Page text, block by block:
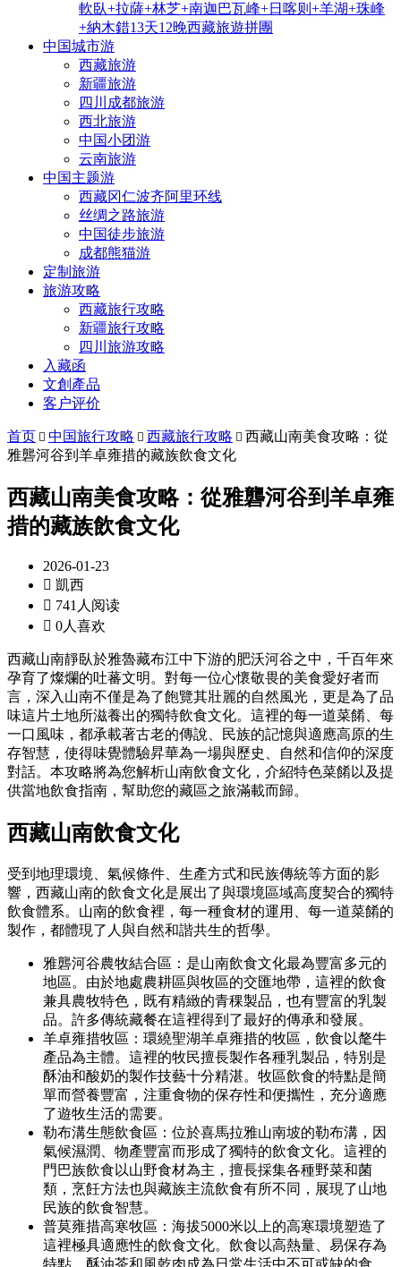
軟臥+拉薩+林芝+南迦巴瓦峰+日喀则+羊湖+珠峰
+納木錯13天12晚西藏旅遊拼團
中国城市游
西藏旅游
新疆旅游
四川成都旅游
西北旅游
中国小团游
云南旅游
中国主题游
西藏冈仁波齐阿里环线
丝绸之路旅游
中国徒步旅游
成都熊猫游
定制旅游
旅游攻略
西藏旅行攻略
新疆旅行攻略
四川旅游攻略
入藏函
文創產品
客户评价
首页  中国旅行攻略  西藏旅行攻略  西藏山南美食攻略：從
雅礱河谷到羊卓雍措的藏族飲食文化
西藏山南美食攻略：從雅礱河谷到羊卓雍
措的藏族飲食文化
2026-01-23
 凱西
 741人阅读
 0人喜欢
西藏山南靜臥於雅魯藏布江中下游的肥沃河谷之中，千百年來
孕育了燦爛的吐蕃文明。對每一位心懷敬畏的美食愛好者而
言，深入山南不僅是為了飽覽其壯麗的自然風光，更是為了品
味這片土地所滋養出的獨特飲食文化。這裡的每一道菜餚、每
一口風味，都承載著古老的傳說、民族的記憶與適應高原的生
存智慧，使得味覺體驗昇華為一場與歷史、自然和信仰的深度
對話。本攻略將為您解析山南飲食文化，介紹特色菜餚以及提
供當地飲食指南，幫助您的藏區之旅滿載而歸。
西藏山南飲食文化
受到地理環境、氣候條件、生產方式和民族傳統等方面的影
響，西藏山南的飲食文化是展出了與環境區域高度契合的獨特
飲食體系。山南的飲食裡，每一種食材的運用、每一道菜餚的
製作，都體現了人與自然和諧共生的哲學。
雅礱河谷農牧結合區：是山南飲食文化最為豐富多元的
地區。由於地處農耕區與牧區的交匯地帶，這裡的飲食
兼具農牧特色，既有精緻的青稞製品，也有豐富的乳製
品。許多傳統藏餐在這裡得到了最好的傳承和發展。
羊卓雍措牧區：環繞聖湖羊卓雍措的牧區，飲食以氂牛
產品為主體。這裡的牧民擅長製作各種乳製品，特別是
酥油和酸奶的製作技藝十分精湛。牧區飲食的特點是簡
單而營養豐富，注重食物的保存性和便攜性，充分適應
了遊牧生活的需要。
勒布溝生態飲食區：位於喜馬拉雅山南坡的勒布溝，因
氣候濕潤、物產豐富而形成了獨特的飲食文化。這裡的
門巴族飲食以山野食材為主，擅長採集各種野菜和菌
類，烹飪方法也與藏族主流飲食有所不同，展現了山地
民族的飲食智慧。
普莫雍措高寒牧區：海拔5000米以上的高寒環境塑造了
這裡極具適應性的飲食文化。飲食以高熱量、易保存為
特點，酥油茶和風乾肉成為日常生活中不可或缺的食